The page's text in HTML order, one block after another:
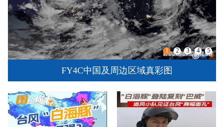
FY4C中国及周边区域真彩图
1 2 3 4 5